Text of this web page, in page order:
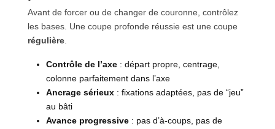
Avant de forcer ou de changer de couronne, contrôlez
les bases. Une coupe profonde réussie est une coupe
régulière.
Contrôle de l’axe : départ propre, centrage,
colonne parfaitement dans l’axe
Ancrage sérieux : fixations adaptées, pas de “jeu”
au bâti
Avance progressive : pas d’à-coups, pas de